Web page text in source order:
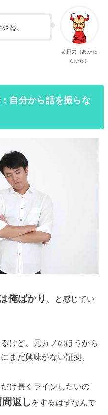
赤田力（あかた
ちから）
ね。
自分から話を振らな
俺ばかり 、と感じてい
けど、元カノのほうから
まだ興味がない証拠。
け長くラインしたいの
返しをするはずなんで